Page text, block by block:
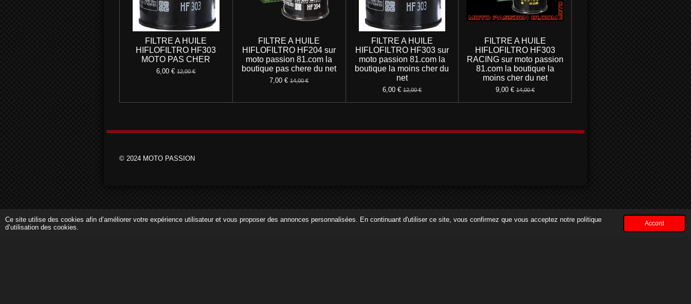
Ce site utilise des cookies afin d’améliorer votre expérience utilisateur et vous proposer des annonces personnalisées. En continuant d'utiliser ce site, vous confirmez que vous acceptez notre politique
d’utilisation des cookies.
Accord
FILTRE A HUILE
HIFLOFILTRO HF303
MOTO PAS CHER
6,00 € 12,00 €
FILTRE A HUILE
HIFLOFILTRO HF204 sur
moto passion 81.com la
boutique pas chere du net
7,00 € 14,00 €
FILTRE A HUILE
HIFLOFILTRO HF303 sur
moto passion 81.com la
boutique la moins cher du
net
6,00 € 12,00 €
FILTRE A HUILE
HIFLOFILTRO HF303
RACING sur moto passion
81.com la boutique la
moins cher du net
9,00 € 14,00 €
© 2024 MOTO PASSION